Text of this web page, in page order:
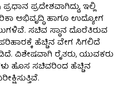
ಪ್ರದೇಶವಾಗಿದ್ದು, ಇಲ್ಲಿ
ಅಭಿವೃದ್ಧಿ ಹಾಗೂ ಉದ್ಯೋಗ
ಸಚಿವ ಸ್ಥಾನ ದೊರೆತಿರುವ
ಹೆಚ್ಚಿನ ವೇಗ ಸಿಗಲಿದೆ
ವಿಶೇಷವಾಗಿ ರೈತರು, ಯುವಕರು
ಹೊಸ ಸಚಿವರಿಂದ ಹೆಚ್ಚಿನ